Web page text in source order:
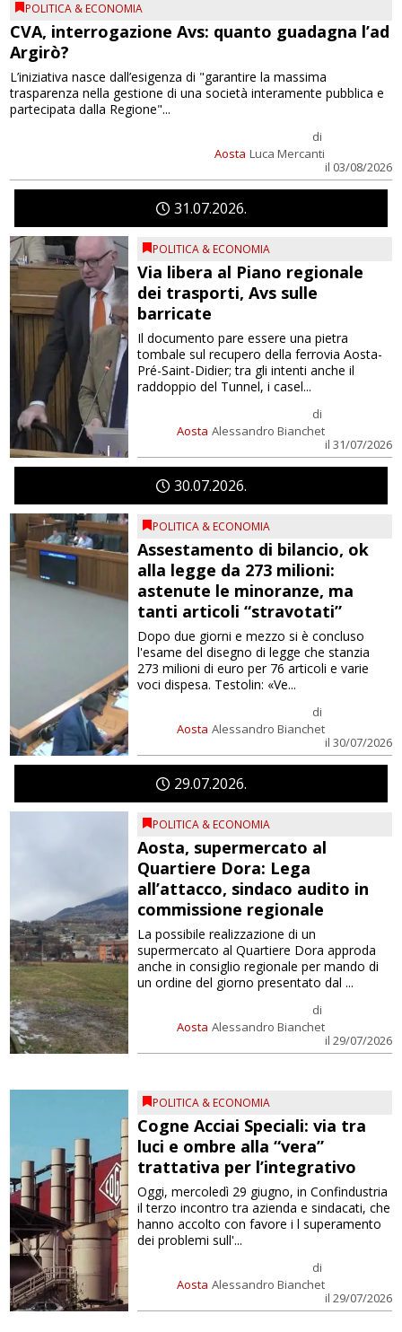
POLITICA & ECONOMIA
CVA, interrogazione Avs: quanto guadagna l’ad
Argirò?
Aosta
di
Luca Mercanti
il 03/08/2026
L’iniziativa nasce dall’esigenza di "garantire la massima
trasparenza nella gestione di una società interamente pubblica e
partecipata dalla Regione"...
31 07 2026
POLITICA & ECONOMIA
Via libera al Piano regionale
dei trasporti, Avs sulle
barricate
Aosta
di
Alessandro Bianchet
il 31/07/2026
Il documento pare essere una pietra
tombale sul recupero della ferrovia Aosta-
Pré-Saint-Didier; tra gli intenti anche il
raddoppio del Tunnel, i casel...
3007 2026
POLITICA & ECONOMIA
Assestamento di bilancio, ok
alla legge da 273 milioni:
astenute le minoranze, ma
tanti articoli “stravotati”
Aosta
di
Alessandro Bianchet
il 30/07/2026
Dopo due giorni e mezzo si è concluso
l'esame del disegno di legge che stanzia
273 milioni di euro per 76 articoli e varie
voci dispesa. Testolin: «Ve...
2907 2026
POLITICA & ECONOMIA
Aosta, supermercato al
Quartiere Dora: Lega
all’attacco, sindaco audito in
commissione regionale
Aosta
di
Alessandro Bianchet
il 29/07/2026
La possibile realizzazione di un
supermercato al Quartiere Dora approda
anche in consiglio regionale per mando di
un ordine del giorno presentato dal ...
POLITICA & ECONOMIA
Cogne Acciai Speciali: via tra
luci e ombre alla “vera”
trattativa per l’integrativo
Aosta
di
Alessandro Bianchet
il 29/07/2026
Oggi, mercoledì 29 giugno, in Confindustria
il terzo incontro tra azienda e sindacati, che
hanno accolto con favore i l superamento
dei problemi sull'...